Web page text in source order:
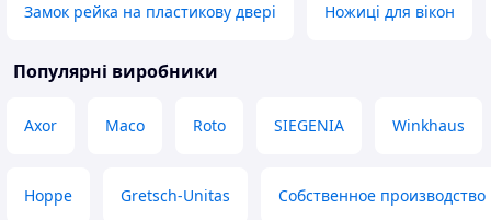
Замок рейка на пластикову двері Ножиці для вікон
Популярні виробники
Axor Maco Roto SIEGENIA Winkhaus
Hoppe Gretsch-Unitas Собственное производство